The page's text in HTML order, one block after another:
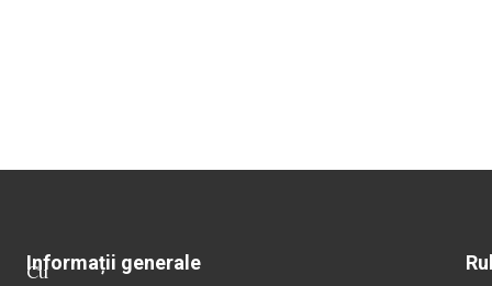
Cu
Informații generale